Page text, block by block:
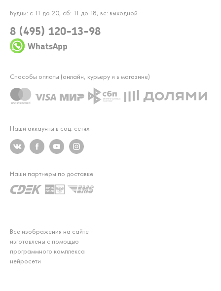
Будни: с 11 до 20, сб: 11 до 18, вс: выходной
8 (495) 120-13-98
WhatsApp
Наши аккаунты в соц. сетях
Все изображения на сайте
изготовлены с помощью
программного комплекса
нейросети
Способы оплаты (онлайн, курьеру и в магазине)
Наши партнеры по доставке